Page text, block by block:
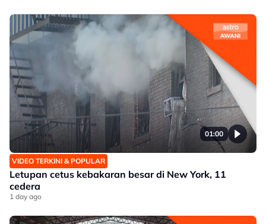
01:00
VIDEO TERKINI & POPULAR
Letupan cetus kebakaran besar di New York, 11
cedera
1 day ago